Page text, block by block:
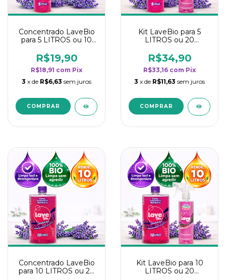
Concentrado LaveBio
para 5 LITROS ou 10
rendimento da
categoria - Lavanda
R$19,90
R$18,91 com Pix
3 x de R$6,63 sem juros
Kit LaveBio para 5
LITROS ou 20
rendimento da
categoria - Lavanda
R$34,90
R$33,16 com Pix
3 x de R$11,63 sem juros
Concentrado LaveBio
para 10 LITROS ou 20
Kit LaveBio para 10
LITROS ou 20